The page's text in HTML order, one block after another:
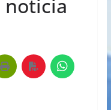
noticia